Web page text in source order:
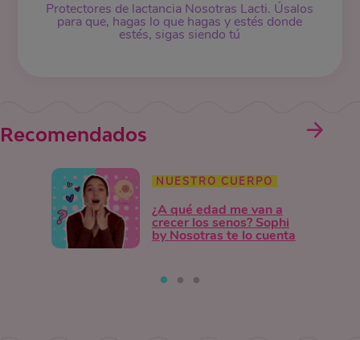
Protectores de lactancia Nosotras Lacti. Úsalos
para que, hagas lo que hagas y estés donde
estés, sigas siendo tú
Recomendados
NUESTRO CUERPO
¿A qué edad me van a
crecer los senos? Sophi
by Nosotras te lo cuenta